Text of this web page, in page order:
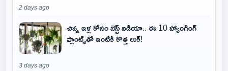
2 days ago
చిన్న ఇళ్ల కోసం బెస్ట్ ఐడియా.. ఈ 10 హ్యాంగింగ్
ప్లాంట్స్‌తో ఇంటికి కొత్త లుక్!
3 days ago